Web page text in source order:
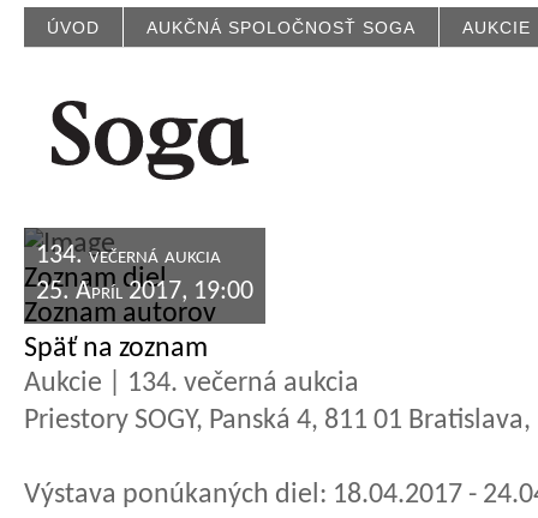
ÚVOD AUKČNÁ SPOLOČNOSŤ SOGA AUKCIE
134. večerná aukcia
25. Apríl 2017, 19:00
Zoznam diel
Zoznam autorov
Späť na zoznam
Aukcie | 134. večerná aukcia
Priestory SOGY, Panská 4, 811 01
Výstava ponúkaných diel: 18.04.2017 -